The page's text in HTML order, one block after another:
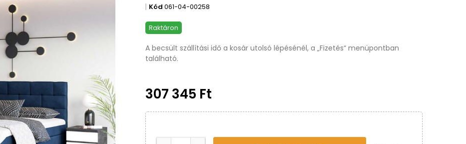
Kód 061-04-00258
Raktáron
A becsült szállítási idő a kosár utolsó lépésénél, a „Fizetés“ menüpontban
található.
307 345 Ft